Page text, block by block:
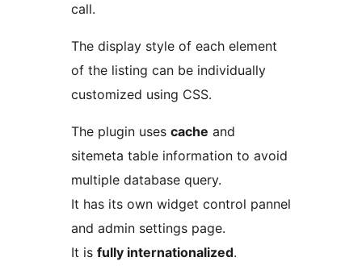
call.
The display style of each element
of the listing can be individually
customized using CSS.
The plugin uses cache and
sitemeta table information to avoid
multiple database query.
It has its own widget control pannel
and admin settings page.
It is fully internationalized.